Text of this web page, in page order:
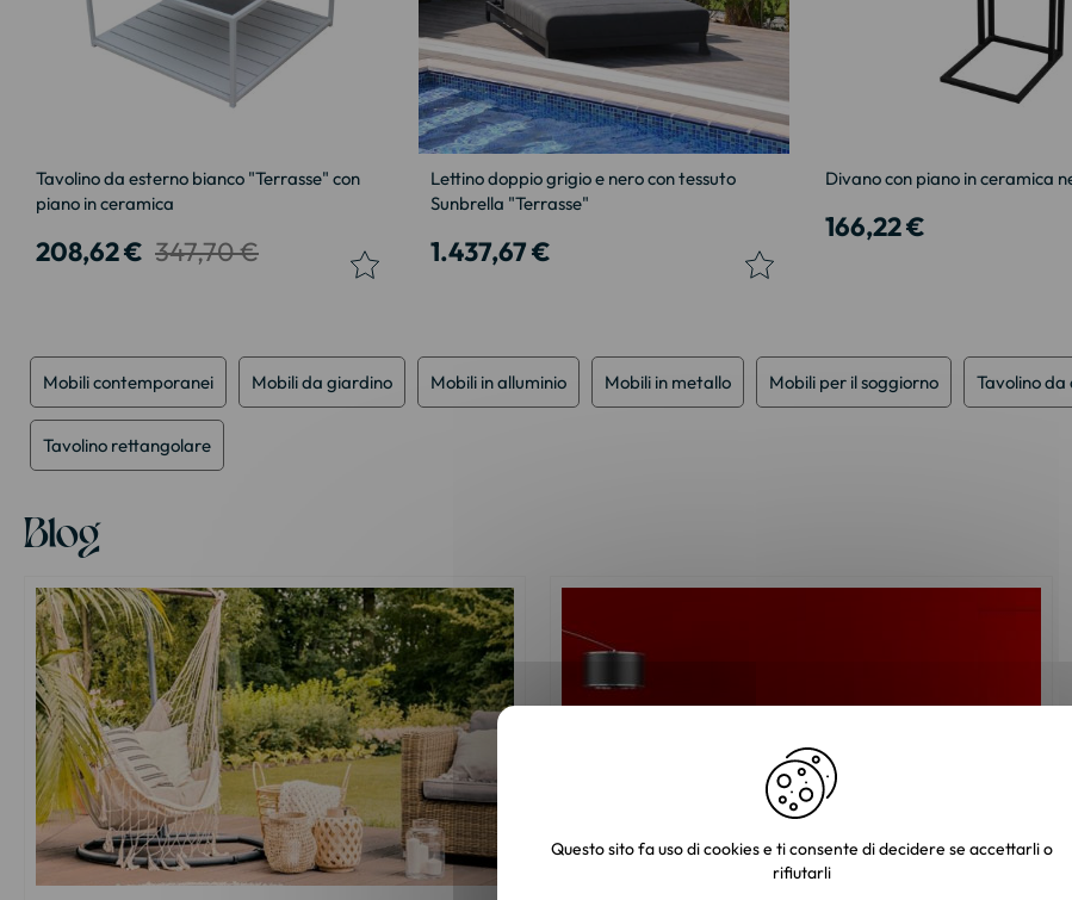
Tavolino da esterno bianco "Terrasse" con
piano in ceramica
208,62 € 347,70 €
Lettino doppio grigio e nero con tessuto
Sunbrella "Terrasse"
1.437,67 €
Divano con piano in ceramica
166,22 €
Mobili contemporanei Mobili da giardino Mobili in alluminio Mobili in metallo Mobili per il soggiorno Tavolino da
Tavolino rettangolare
Blog
Questo sito fa uso di cookies e ti consente di decidere se accettarli o
rifiutarli